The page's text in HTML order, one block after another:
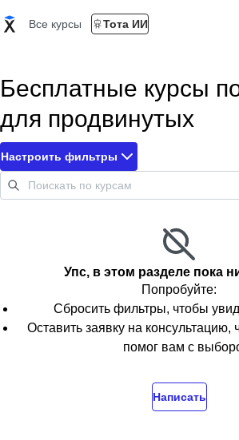
Все курсы Тота ИИ
Бесплатные курсы
для продвинутых
Настроить фильтры
Упс, в этом разделе пока
Попробуйте:
Сбросить фильтры, чтобы
Оставить заявку на консультацию,
помог вам с
Написать